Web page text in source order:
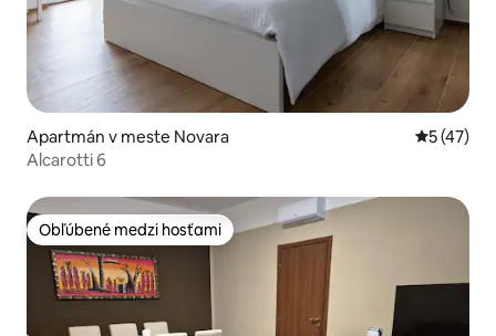
Apartmán v meste Novara
5 (47)
Alcarotti 6
Obľúbené medzi hosťami
Obľúbené medzi hosťami